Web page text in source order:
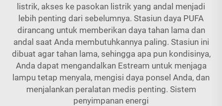
listrik, akses ke pasokan listrik yang andal menjadi
lebih penting dari sebelumnya. Stasiun daya PUFA
dirancang untuk memberikan daya tahan lama dan
andal saat Anda membutuhkannya paling. Stasiun ini
dibuat agar tahan lama, sehingga apa pun kondisinya,
Anda dapat mengandalkan Estream untuk menjaga
lampu tetap menyala, mengisi daya ponsel Anda, dan
menjalankan peralatan medis penting. Sistem
penyimpanan energi